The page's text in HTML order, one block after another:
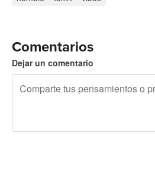
Comentarios
Dejar un comentario